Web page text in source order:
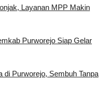
Layanan MPP Makin
Purworejo Siap Gelar
di Purworejo, Sembuh Tanpa